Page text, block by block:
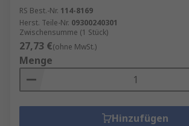
RS Best.-Nr. 114-8169
Herst. Teile-Nr. 09300240301
Zwischensumme (1 Stück)
27,73 €(ohne MwSt.)
Menge
Hinzufügen